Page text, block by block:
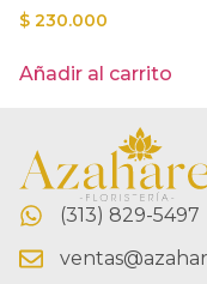
$ 230.000
Añadir al carrito
(313) 829-5497